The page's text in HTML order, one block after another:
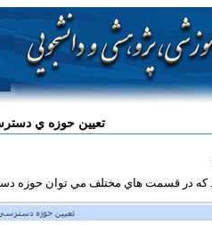
تعيين حوزه ي